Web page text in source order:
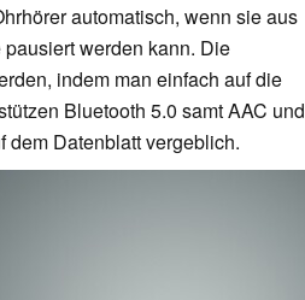
automatisch, wenn sie aus
werden kann. Die
indem man einfach auf die
Bluetooth 5.0 samt AAC und
dem Datenblatt vergeblich.